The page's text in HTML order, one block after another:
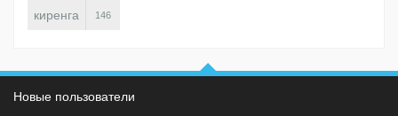
киренга 146
Новые пользователи